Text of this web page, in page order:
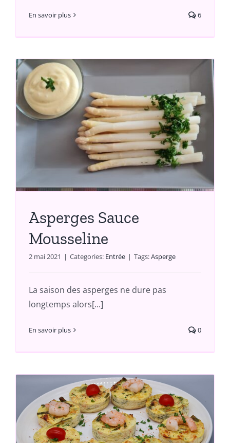
En savoir plus 6
Asperges Sauce
Mousseline
2 mai 2021 | Categories: Entrée | Tags:Asperge
La saison des asperges ne dure pas
longtemps alors[...]
En savoir plus 0